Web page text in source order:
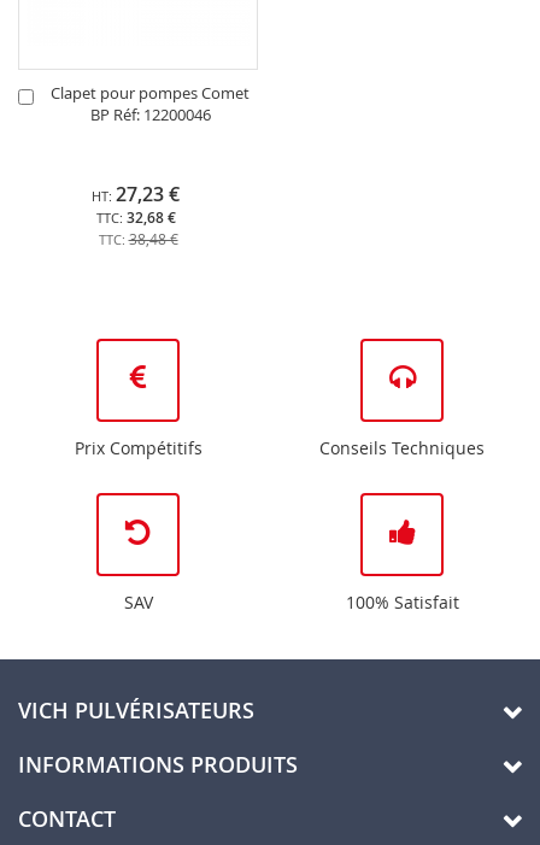
Clapet pour pompes Comet
BP Réf: 12200046
32,68 €
27,23 €
38,48 €
Ajouter
Prix Compétitifs Conseils Techniques
SAV 100% Satisfait
VICH PULVÉRISATEURS
INFORMATIONS PRODUITS
CONTACT